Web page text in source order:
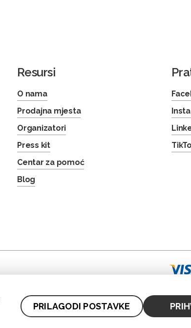
PRILAGODI POSTAVKE
Resursi
O nama
Prodajna mjesta
Organizatori
Press kit
Centar za pomoć
Blog